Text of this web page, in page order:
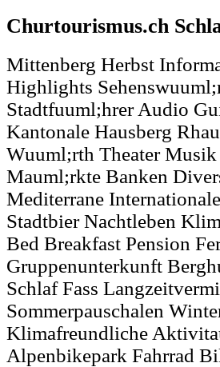
Churtourismus.ch
Mittenberg Herbst
Highlights
Stadtfuuml;hrer Audio
Kantonale Hausberg
Wuuml;rth Theater
Mauml;rkte Banken
Mediterrane
Stadtbier Nachtleben
Bed Breakfast Pension
Gruppenunterkunft
Schlaf Fass
Sommerpauschalen
Klimafreundliche
Alpenbikepark Fahrrad